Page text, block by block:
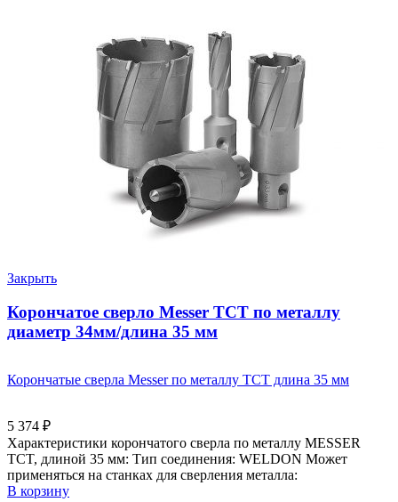
Закрыть
Корончатое сверло Messer ТСТ по металлу
диаметр 34мм/длина 35 мм
Корончатые сверла Messer по металлу ТСТ длина 35 мм
5 374 ₽
Характеристики корончатого сверла по металлу MESSER
TCT, длиной 35 мм: Тип соединения: WELDON Может
применяться на станках для сверления металла:
В корзину